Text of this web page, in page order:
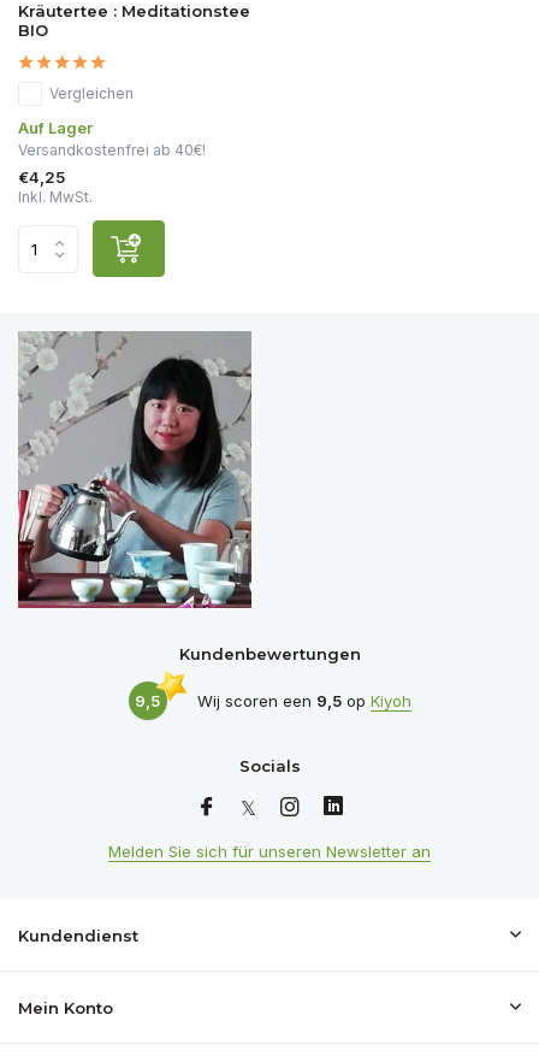
Kräutertee : Meditationstee
BIO
Vergleichen
Auf Lager
Versandkostenfrei ab 40€!
€4,25
Inkl. MwSt.
Kundenbewertungen
9,5 Wij scoren een 9,5op Kiyoh
Socials
Melden Sie sich für unseren Newsletter an
Kundendienst
Mein Konto